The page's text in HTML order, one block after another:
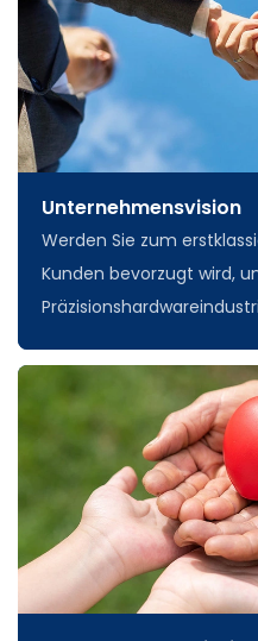
Unternehmensvision
Werden Sie zum
Kunden bevorzugt wird,